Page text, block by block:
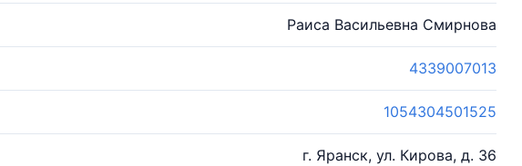
Раиса Васильевна Смирнова
4339007013
1054304501525
г. Яранск, ул. Кирова, д. 36